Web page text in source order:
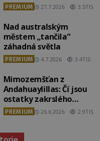
PREMIUM 27.7.2026 3.5TIS
Nad australským
městem „tančila“
záhadná světla
PREMIUM 4.7.2026 3.4TIS
Mimozemšťan z
Andahuaylillas: Čí jsou
ostatky zakrslého
stvoření s ohromnou
lebkou?
PREMIUM 26.6.2026 2.9TIS